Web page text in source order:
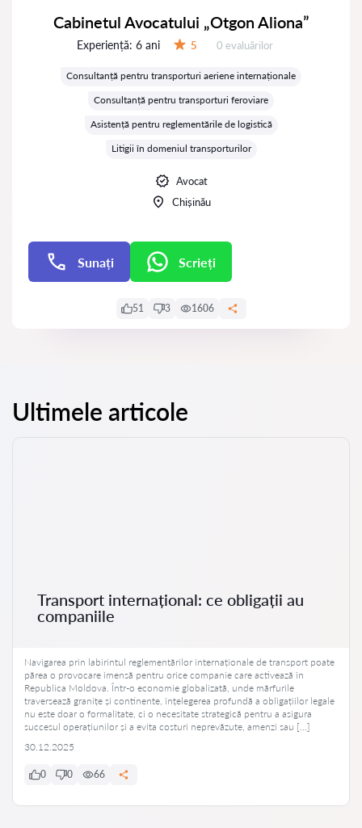
Cabinetul Avocatului „Otgon Aliona”
Experiență: 6 ani 5 Evaluărilor:
0 evaluărilor
Consultanță pentru transporturi aeriene internaționale
Consultanță pentru transporturi feroviare
Asistență pentru reglementările de logistică
Litigii în domeniul transporturilor
Avocat
Chișinău
Sunați Scrieți
51 3 1606
Ultimele articole
Transport internațional: ce obligații au
companiile
Navigarea prin labirintul reglementărilor internaționale de transport poate
părea o provocare imensă pentru orice companie care activează în
Republica Moldova. Într-o economie globalizată, unde mărfurile
traversează granițe și continente, înțelegerea profundă a obligațiilor legale
nu este doar o formalitate, ci o necesitate strategică pentru a asigura
succesul operațiunilor și a evita costuri neprevăzute, amenzi sau […]
30.12.2025
0 0 66